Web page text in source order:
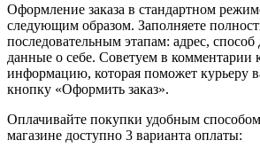
Оформление заказа в стандартном
следующим образом. Заполняете
последовательным этапам: адрес,
данные о себе. Советуем в комментарии
информацию, которая поможет курьеру
кнопку «Оформить заказ».
Оплачивайте покупки удобным
магазине доступно 3 варианта оплаты: